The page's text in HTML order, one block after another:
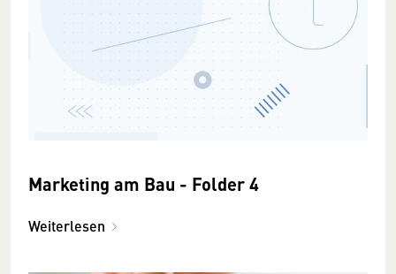
Marketing am Bau - Folder 4
Weiterlesen